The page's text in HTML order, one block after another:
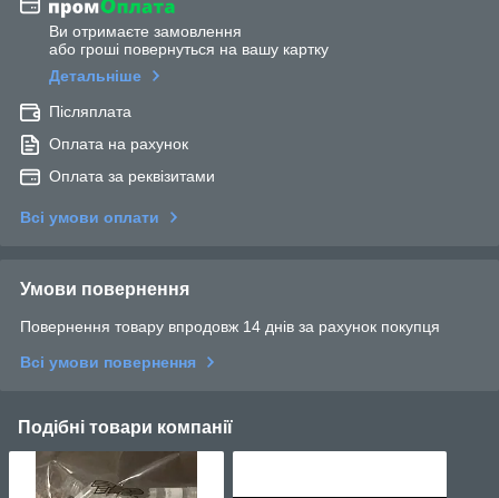
Ви отримаєте замовлення
або гроші повернуться на вашу картку
Детальніше
Післяплата
Оплата на рахунок
Оплата за реквізитами
Всі умови оплати
Умови повернення
Повернення товару впродовж 14 днів за рахунок покупця
Всі умови повернення
Подібні товари компанії